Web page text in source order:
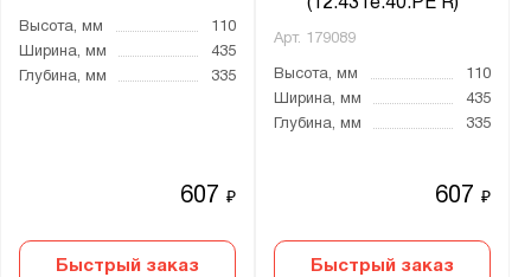
Высота, мм
110
Ширина, мм
435
Глубина, мм
335
607₽
Быстрый заказ
(12.431e.40.РЕ R)
Арт. 179089
Высота, мм
110
Ширина, мм
435
Глубина, мм
335
607₽
Быстрый заказ